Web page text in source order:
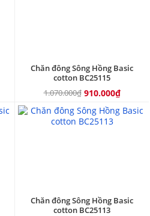
Chăn đông Sông Hồng Basic
cotton BC25115
1.070.000₫ 910.000₫
Chăn đông Sông Hồng Basic
cotton BC25113